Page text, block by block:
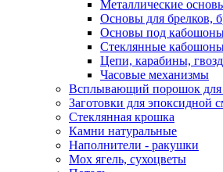
Металлические
Основы для брелков,
Основы под
Стеклянные
Цепи, карабины,
Часовые механизмы
Всплывающий порошок
Заготовки для эпоксидной
Стеклянная крошка
Камни натуральные
Наполнители - ракушки
Мох ягель, сухоцветы